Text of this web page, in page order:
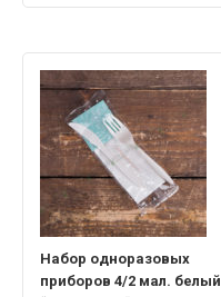
Набор одноразовых
приборов 4/2 мал. белый